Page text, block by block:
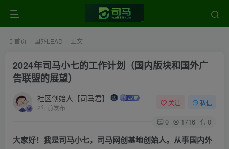
首页 国外LEAD 正文
2024年司马小七的工作计划（国内版块和国外广
告联盟的展望）
社区创始人【司马君】
2年前发布
关注 私信
0 1716 0
大家好！我是司马小七， 司马网创基地创始人。从事国内外